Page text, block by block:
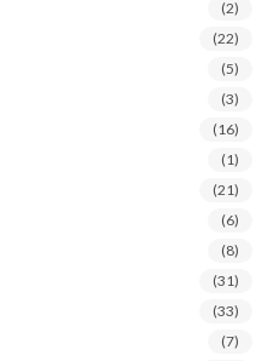
(2)
(22)
(5)
(3)
(16)
(1)
(21)
(6)
(8)
(31)
(33)
(7)